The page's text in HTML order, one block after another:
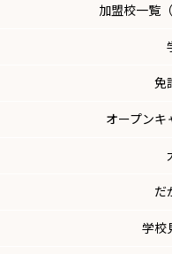
加盟校一覧
免
オープンキ
だ
学校